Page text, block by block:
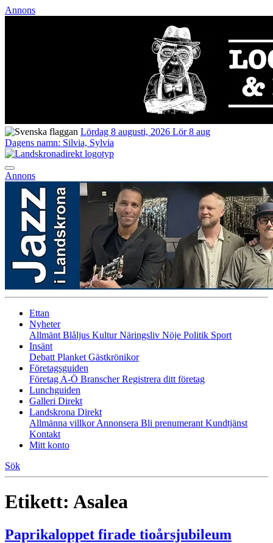
Annons
Lördag 8 augusti, 2026 Lör 8 aug
Dagens namn: Silvia, Sylvia
Annons
Ettan
Nyheter
Allmänt Blåljus KulturNäringsliv Nöje Politik Sport
Insänt
Debatt Planket Gästkrönikor
Företagsguiden
Företag A-Ö BranscherRegistrera ditt företag
Lunchguiden
Galleri Direkt
Landskrona Direkt
Allmänna villkorAnnonsera Bli prenumerant Kundtjänst
Kontakt
Mitt konto
Sök
Etikett: Asalea
Paprikaloppet firade tioårsjubileum